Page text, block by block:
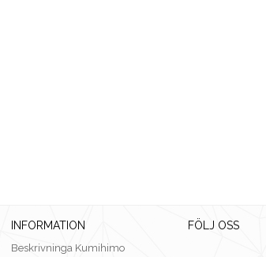
INFORMATION
Beskrivninga Kumihimo
FÖLJ OSS